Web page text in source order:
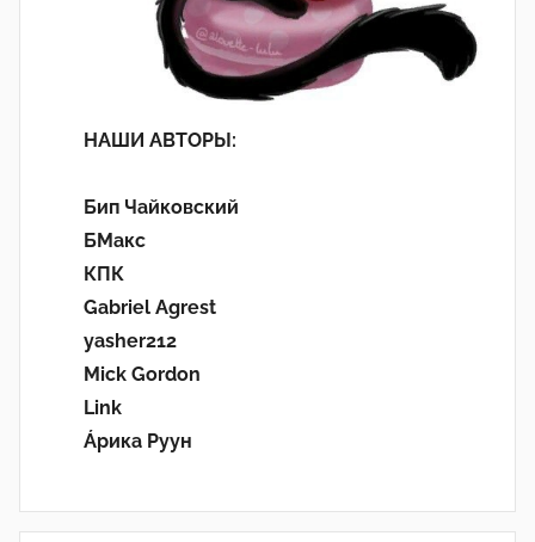
НАШИ АВТОРЫ:
Бип Чайковский
БМакс
КПК
Gabriel Agrest
yasher212
Mick Gordon
Link
Áрика Руун